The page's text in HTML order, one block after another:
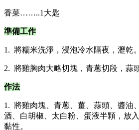
香菜……..1大匙
準備工作
1. 將糯米洗淨，浸泡冷水隔夜，瀝乾。
2. 將雞胸肉大略切塊，青蔥切段，蒜
作法
1. 將雞肉塊、青蔥、薑、蒜頭、醬油
酒、白胡椒、太白粉、蛋液半顆，放
黏性。